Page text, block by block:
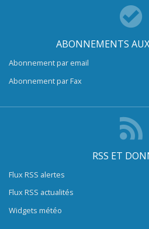
ABONNEMENTS
Abonnement par email
Abonnement par Fax
RSS ET
Flux RSS alertes
Flux RSS actualités
Widgets météo